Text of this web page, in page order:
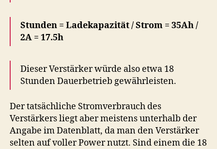
Stunden = Ladekapazität / Strom = 35Ah /
2A = 17.5h
Dieser Verstärker würde also etwa 18
Stunden Dauerbetrieb gewährleisten.
Der tatsächliche Stromverbrauch des
Verstärkers liegt aber meistens unterhalb der
Angabe im Datenblatt, da man den Verstärker
selten auf voller Power nutzt. Sind einem die 18